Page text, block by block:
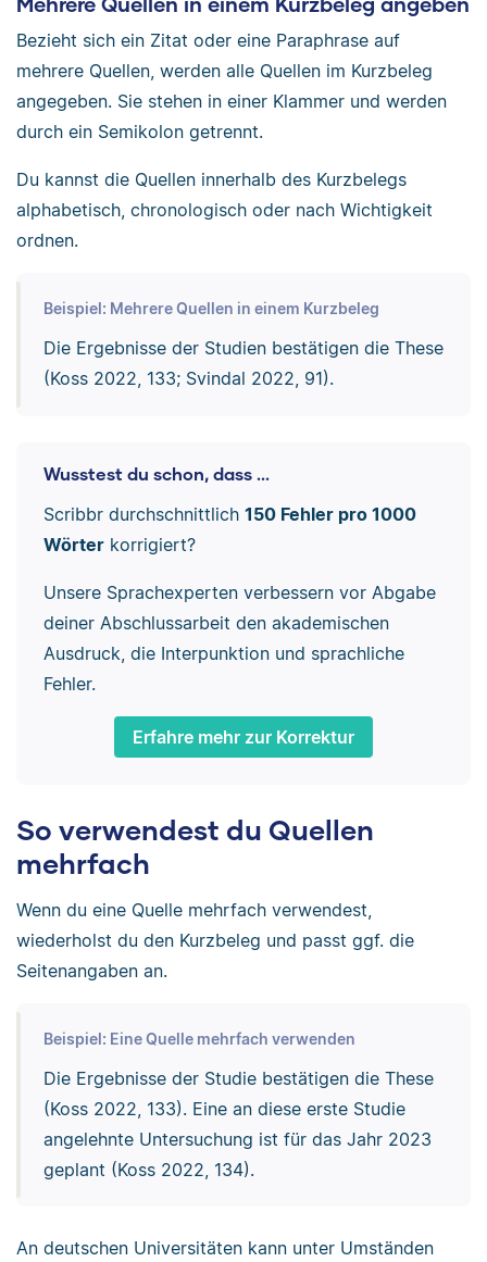
Bezieht sich ein Zitat oder eine Paraphrase auf
mehrere Quellen, werden alle Quellen im Kurzbeleg
angegeben. Sie stehen in einer Klammer und werden
durch ein Semikolon getrennt.
Du kannst die Quellen innerhalb des Kurzbelegs
alphabetisch, chronologisch oder nach Wichtigkeit
ordnen.
Beispiel: Mehrere Quellen in einem Kurzbeleg
Die Ergebnisse der Studien bestätigen die These
(Koss 2022, 133; Svindal 2022, 91).
Wusstest du schon, dass ...
Scribbr durchschnittlich 150 Fehler pro 1000
Wörterkorrigiert?
Unsere Sprachexperten verbessern vor Abgabe
deiner Abschlussarbeit den akademischen
Ausdruck, die Interpunktion und sprachliche
Fehler.
Erfahre mehr zur Korrektur
So verwendest du Quellen
mehrfach
Wenn du eine Quelle mehrfach verwendest,
wiederholst du den Kurzbeleg und passt ggf. die
Seitenangaben an.
Beispiel: Eine Quelle mehrfach verwenden
Die Ergebnisse der Studie bestätigen die These
(Koss 2022, 133). Eine an diese erste Studie
angelehnte Untersuchung ist für das Jahr 2023
geplant (Koss 2022, 134).
An deutschen Universitäten kann unter Umständen